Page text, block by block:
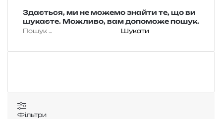
Здається, ми не можемо знайти те, що ви
шукаєте. Можливо, вам допоможе пошук.
П
ш
Фільтри